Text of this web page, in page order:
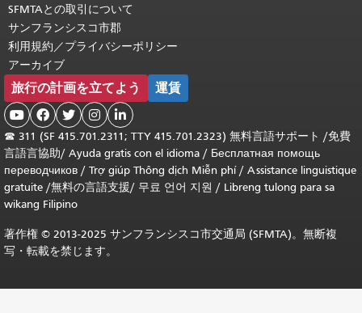
SFMTAとの取引について
サンフランシスコ市郡
利用規約／プライバシーポリシー
アーカイブ
旅行の計画を立てよう 運賃
    
☎ 311 (SF 415.701.2311; TTY 415.701.2323) 無料言語サポート /免費
言語言協助/ Ayuda gratis con el idioma / Бесплатная помощь
переводчиков / Trợ giúp Thông dịch Miễn phí/ Assistance linguistique
gratuite /無料の言語支援/ 무료 언어 지원 / Libreng tulong para sa
wikang Filipino
著作権 © 2013-2025 サンフランシスコ市交通局 (SFMTA)。無断複
写・転載を禁じます。